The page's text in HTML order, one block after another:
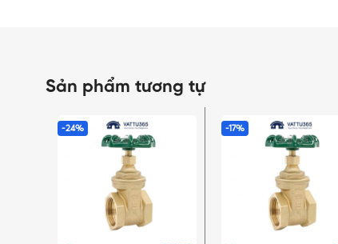
Sản phẩm tương tự
-24% -17%